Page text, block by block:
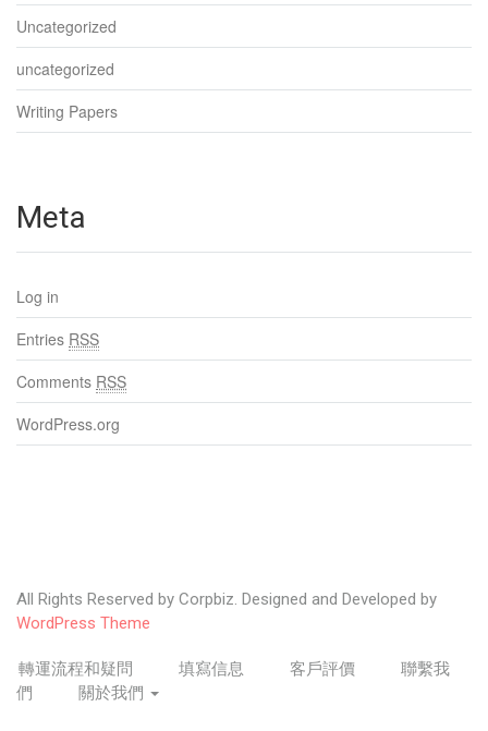
Uncategorized
uncategorized
Writing Papers
Meta
Log in
Entries RSS
Comments RSS
WordPress.org
All Rights Reserved by Corpbiz. Designed and Developed by
WordPress Theme
轉運流程和疑問 填寫信息 客戶評價
聯繫我
們
關於我們